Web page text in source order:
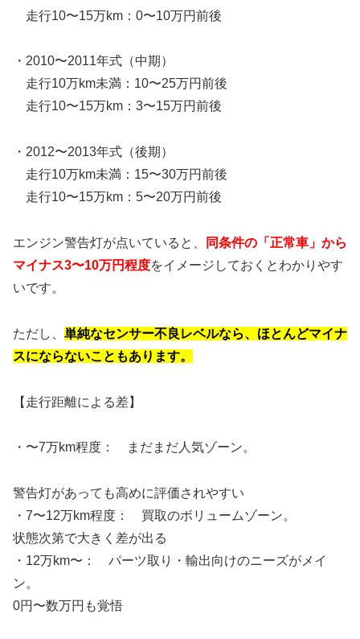
走行10〜15万km：0〜10万円前後
・2010〜2011年式（中期）
走行10万km未満：10〜25万円前後
走行10〜15万km：3〜15万円前後
・2012〜2013年式（後期）
走行10万km未満：15〜30万円前後
走行10〜15万km：5〜20万円前後
エンジン警告灯が点いていると、
同条件の「正常車」から
マイナス3〜10万円程度をイメージしておくとわかりやす
いです。
ただし、 単純なセンサー不良レベルなら、ほとんどマイナ
スにならないこともあります。
【走行距離による差】
・〜7万km程度： まだまだ人気ゾーン。
警告灯があっても高めに評価されやすい
・7〜12万km程度： 買取のボリュームゾーン。
状態次第で大きく差が出る
・12万km〜： パーツ取り・輸出向けのニーズがメイ
ン。
0円〜数万円も覚悟